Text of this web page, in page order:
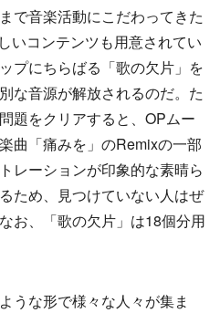
で音楽活動にこだわってきた
いコンテンツも用意されてい
プにちらばる「歌の欠片」を
な音源が解放されるのだ。た
題をクリアすると、OPムー
曲「痛みを」のRemixの一部
レーションが印象的な素晴ら
ため、見つけていない人はぜ
お、「歌の欠片」は18個分用
うな形で様々な人々が集ま